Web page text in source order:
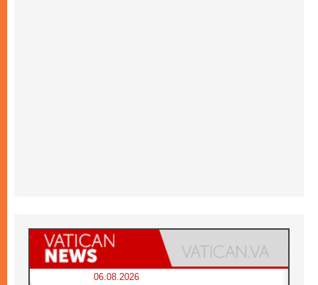
06.08.2026